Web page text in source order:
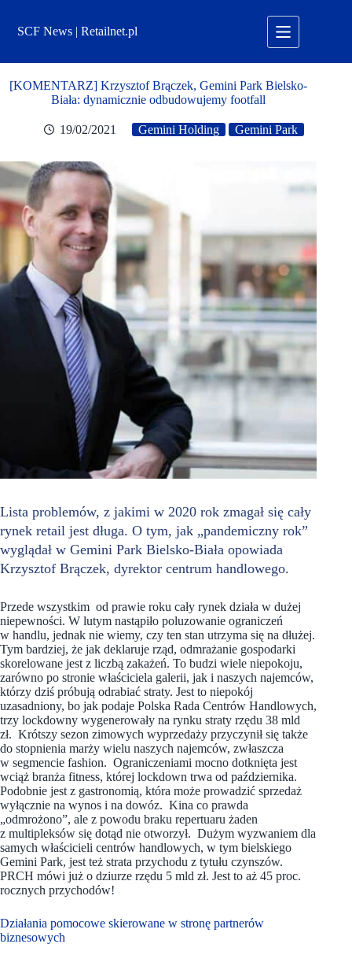
treściSCF News | Retailnet.pl
[KOMENTARZ] Krzysztof Brączek, Gemini Park Bielsko-
Biała: dynamicznie odbudowujemy footfall
19/02/2021 Gemini Holding Gemini Park
Lista problemów, z jakimi w 2020 rok zmagał się cały
rynek retail jest długa. O tym, jak „pandemiczny rok”
wyglądał w Gemini Park Bielsko-Biała opowiada
Krzysztof Brączek, dyrektor centrum handlowego.
Przede wszystkim od prawie roku cały rynek działa w dużej
niepewności. W lutym nastąpiło poluzowanie ograniczeń
w handlu, jednak nie wiemy, czy ten stan utrzyma się na dłużej.
Tym bardziej, że jak deklaruje rząd, odmrażanie gospodarki
skorelowane jest z liczbą zakażeń. To budzi wiele niepokoju,
zarówno po stronie właściciela galerii, jak i naszych najemców,
którzy dziś próbują odrabiać straty. Jest to niepokój
uzasadniony, bo jak podaje Polska Rada Centrów Handlowych,
trzy lockdowny wygenerowały na rynku straty rzędu 38 mld
zł. Krótszy sezon zimowych wyprzedaży przyczynił się także
do stopnienia marży wielu naszych najemców, zwłaszcza
w segmencie fashion. Ograniczeniami mocno dotknięta jest
wciąż branża fitness, której lockdown trwa od października.
Podobnie jest z gastronomią, która może prowadzić sprzedaż
wyłącznie na wynos i na dowóz. Kina co prawda
„odmrożono”, ale z powodu braku repertuaru żaden
z multipleksów się dotąd nie otworzył. Dużym wyzwaniem dla
samych właścicieli centrów handlowych, w tym bielskiego
Gemini Park, jest też strata przychodu z tytułu czynszów.
PRCH mówi już o dziurze rzędu 5 mld zł. Jest to aż 45 proc.
rocznych przychodów!
Działania pomocowe skierowane w stronę partnerów
biznesowych